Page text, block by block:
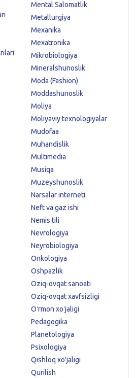
Mental Salomatlik
Metallurgiya
Mexanika
Mexatronika
Mikrobiologiya
Mineralshunoslik
Moda (Fashion)
Moddashunoslik
Moliya
Moliyaviy texnologiyalar
Mudofaa
Muhandislik
Multimedia
Musiqa
Muzeyshunoslik
Narsalar interneti
Neft va gaz ishi
Nemis tili
Nevrologiya
Neyrobiologiya
Onkologiya
Oshpazlik
Oziq-ovqat sanoati
Oziq-ovqat xavfsizligi
Oʻrmon xoʻjaligi
Pedagogika
Planetologiya
Psixologiya
Qishloq xo'jaligi
Qurilish